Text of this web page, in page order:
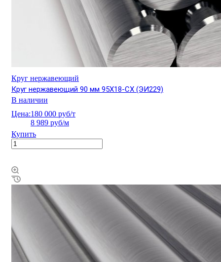
Круг нержавеющий
Круг нержавеющий 90 мм 95Х18-СХ (ЭИ229)
В наличии
Цена:180 000 руб/т
8 989 руб/м
Купить